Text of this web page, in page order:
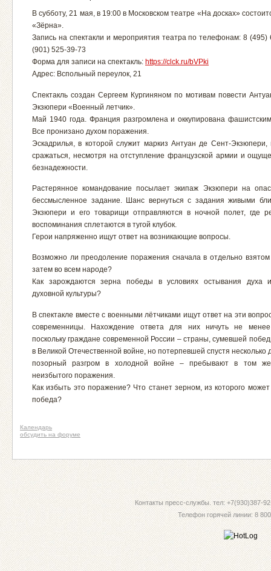
В субботу, 21 мая, в 19:00 в Московском театре «На досках»
«Зёрна».
Запись на спектакли и мероприятия театра по телефонам: 8 (495)
(901) 525-39-73
Форма для записи на спектакль: https://clck.ru/bVPki
Адрес: Вспольный переулок, 21
Спектакль создан Сергеем Кургиняном по мотивам повести
Экзюпери «Военный летчик».
Май 1940 года. Франция разгромлена и оккупирована
Все пронизано духом поражения.
Эскадрилья, в которой служит маркиз Антуан де Сент-Экзюпери,
сражаться, несмотря на отступление французской армии и
безнадежности.
Растерянное командование посылает экипаж Экзюпери на
бессмысленное задание. Шанс вернуться с задания живыми
Экзюпери и его товарищи отправляются в ночной полет, где
воспоминания сплетаются в тугой клубок.
Герои напряженно ищут ответ на возникающие вопросы.
Возможно ли преодоление поражения сначала в отдельно взятом
затем во всем народе?
Как зарождаются зерна победы в условиях остывания духа
духовной культуры?
В спектакле вместе с военными лётчиками ищут ответ на эти
современницы. Нахождение ответа для них ничуть не менее
поскольку граждане современной России – страны, сумевшей
в Великой Отечественной войне, но потерпевшей спустя несколько
позорный разгром в холодной войне – пребывают в том же
неизбытого поражения.
Как избыть это поражение? Что станет зерном, из которого
победа?
Календарь
обсудить на форуме
Контакты пресс-службы. тел: +7(930)387-
Телефон горячей линии: 8